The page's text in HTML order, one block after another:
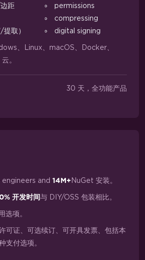
距
取）
permissions
compressing
digital signing
、Linux、macOS、Docker、
。
30 天，全功能产品
engineers and 14M+ NuGet 安装。
开发时间与 DIY/OSS 包装相比。
选项。
可证、可选续订、可开具发票、包括本
支付选项。